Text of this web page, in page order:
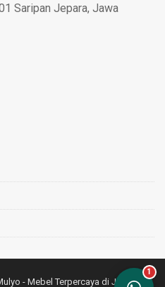
Saripan Jepara, Jawa
- Mebel Terpercaya di Jepara